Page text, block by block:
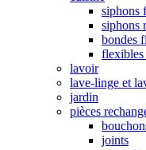
siphons
siphons
bondes
flexibles
lavoir
lave-linge et
jardin
pièces
joints